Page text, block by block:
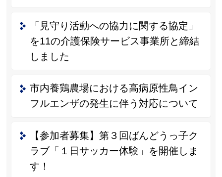
「見守り活動への協力に関する協定」
を11の介護保険サービス事業所と締結
しました
市内養鶏農場における高病原性鳥イン
フルエンザの発生に伴う対応について
【参加者募集】第３回ばんどうっ子ク
ラブ「１日サッカー体験」を開催しま
す！